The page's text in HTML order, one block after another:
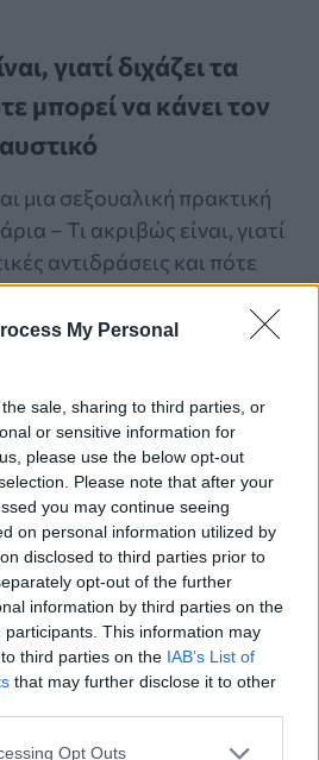
My Personal
sale, sharing to third parties, or
or sensitive information for
please use the below opt-out
Please note that after your
you may continue seeing
on personal information utilized by
disclosed to third parties prior to
opt-out of the further
information by third parties on the
participants. This information may
third parties on the IAB’s List of
that may further disclose it to other
Opt Outs
γιατί διχάζει τα
μπορεί να κάνει τον
μια σεξουαλική πρακτική
– Τι ακριβώς είναι, γιατί
αντιδράσεις και πότε
την ερωτική εμπειρία.